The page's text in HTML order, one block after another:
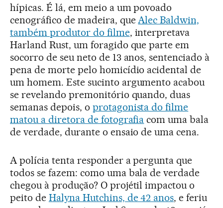
hípicas. É lá, em meio a um povoado
cenográfico de madeira, queAlec Baldwin,
também produtor do filme, interpretava
Harland Rust, um foragido que parte em
socorro de seu neto de 13 anos, sentenciado à
pena de morte pelo homicídio acidental de
um homem. Este sucinto argumento acabou
se revelando premonitório quando, duas
semanas depois, o protagonista do filme
matou a diretora de fotografia com uma bala
de verdade, durante o ensaio de uma cena.
A polícia tenta responder a pergunta que
todos se fazem: como uma bala de verdade
chegou à produção? O projétil impactou o
peito de Halyna Hutchins, de 42 anos, e feriu